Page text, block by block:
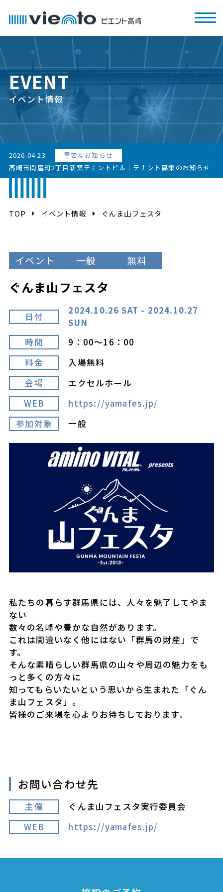
EVENT
イベント情報
2026.04.23
重要なお知らせ
高崎市問屋町2丁目新築テナントビル｜テナント募集のお知らせ
TOP イベント情報 ぐんま山フェスタ
イベント 一般 無料
ぐんま山フェスタ
日付
2024.10.26 SAT - 2024.10.27
SUN
時間
9：00～16：00
料金
入場無料
会場
エクセルホール
WEB
https://yamafes.jp/
参加対象
一般
私たちの暮らす群馬県には、人々を魅了してやま
ない
数々の名峰や豊かな自然があります。
これは間違いなく他にはない「群馬の財産」で
す。
そんな素晴らしい群馬県の山々や周辺の魅力をも
っと多くの方々に
知ってもらいたいという思いから生まれた「ぐん
ま山フェスタ」。
皆様のご来場を心よりお待ちしております。
お問い合わせ先
主催
ぐんま山フェスタ実行委員会
WEB
https://yamafes.jp/